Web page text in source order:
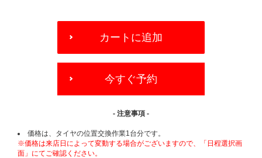
OPTIONS
カートに追加
今すぐ予約
- 注意事項 -
価格は、タイヤの位置交換作業1台分です。
※価格は来店日によって変動する場合がございますので、「日程選択画
面」にてご確認ください。